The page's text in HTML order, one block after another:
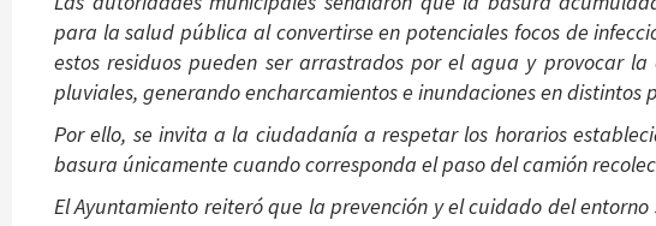
para la salud pública al convertirse en potenciales focos de
estos residuos pueden ser arrastrados por el agua y provocar
pluviales, generando encharcamientos e inundaciones en distintos
Por ello, se invita a la ciudadanía a respetar los horarios
basura únicamente cuando corresponda el paso del camión
El Ayuntamiento reiteró que la prevención y el cuidado del